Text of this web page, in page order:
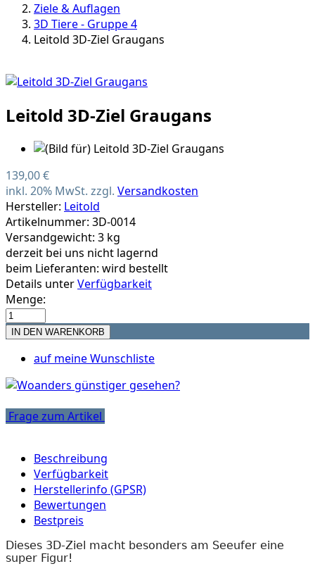
Ziele & Auflagen
3D Tiere - Gruppe 4
Leitold 3D-Ziel Graugans
Leitold 3D-Ziel Graugans
139,00 €
inkl. 20% MwSt. zzgl. Versandkosten
Hersteller: Leitold
Artikelnummer: 3D-0014
Versandgewicht: 3 kg
derzeit bei uns nicht lagernd
beim Lieferanten: wird bestellt
Details unterVerfügbarkeit
Menge:
auf meine Wunschliste
Frage zum Artikel
Beschreibung
Verfügbarkeit
Herstellerinfo (GPSR)
Bewertungen
Bestpreis
Dieses 3D-Ziel macht besonders am Seeufer eine
super Figur!